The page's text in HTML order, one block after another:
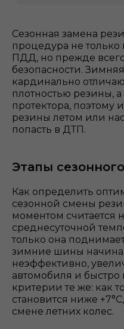
Сезонная замена
процедура не только
ПДД, но прежде
безопасности.
кардинально
плотностью резины,
протектора, поэтому
резины летом или
попасть в ДТП.
Этапы
Как определить
сезонной смены
моментом считается
среднесуточной
только она
зимние шины
неэффективно,
автомобиля и
критерии те же: как
становится ниже
смене летних колес.